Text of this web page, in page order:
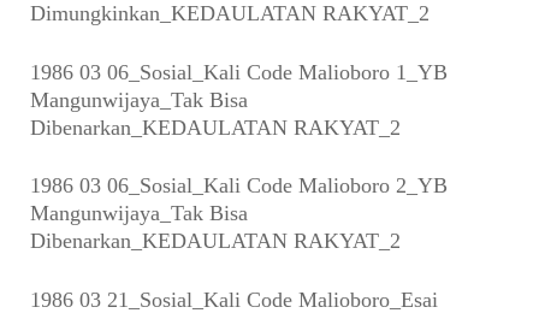
Dimungkinkan_KEDAULATAN RAKYAT_2
1986 03 06_Sosial_Kali Code Malioboro 1_YB
Mangunwijaya_Tak Bisa
Dibenarkan_KEDAULATAN RAKYAT_2
1986 03 06_Sosial_Kali Code Malioboro 2_YB
Mangunwijaya_Tak Bisa
Dibenarkan_KEDAULATAN RAKYAT_2
1986 03 21_Sosial_Kali Code Malioboro_Esai